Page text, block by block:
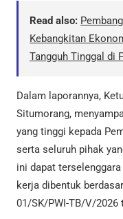
Read also:
Kebangkitan
Tangguh Tinggal di
Dalam laporannya,
Situmorang,
yang tinggi kepada
serta seluruh pihak
ini dapat
kerja dibentuk
01/SK/PWI-TB/V/2026